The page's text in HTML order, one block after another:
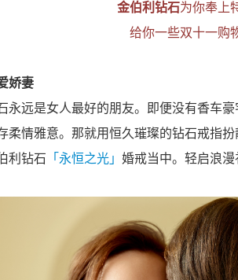
金伯利钻石为你奉上
给你一些双十一购
娇妻
永远是女人最好的朋友。即便没有香车
柔情雅意。那就用恒久璀璨的钻石戒指
利钻石 「永恒之光」 婚戒当中。轻启浪